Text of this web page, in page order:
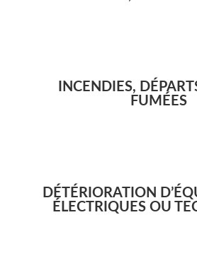
INCENDIES,
FUMÉES
DÉTÉRIORATION
ÉLECTRIQUES OU